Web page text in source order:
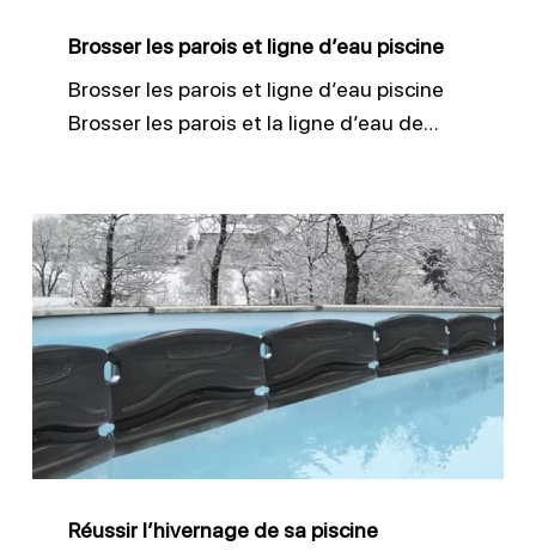
Brosser les parois et ligne d’eau piscine
Brosser les parois et ligne d’eau piscine
Brosser les parois et la ligne d’eau de…
Réussir
l’hivernage
de
sa
piscine
Réussir l’hivernage de sa piscine